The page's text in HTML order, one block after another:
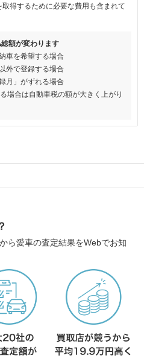
得するために必要な費用も含まれて
総額が変わります
車を希望する場合
外で登録する場合
月」がずれる場合
場合は自動車税の額が大きく上がり
から愛車の査定結果をWebでお知